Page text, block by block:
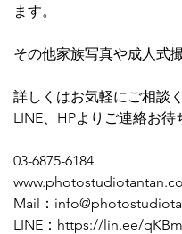
ます。
その他家族写真や成人式
詳しくはお気軽にご相談
LINE、HPよりご連絡お待
03-6875-6184
Mail：
LINE：https://lin.ee/